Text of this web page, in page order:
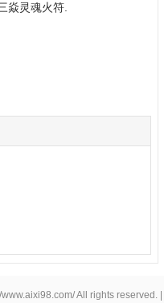
焱灵魂火符.
www.aixi98.com/All rights reserved. |